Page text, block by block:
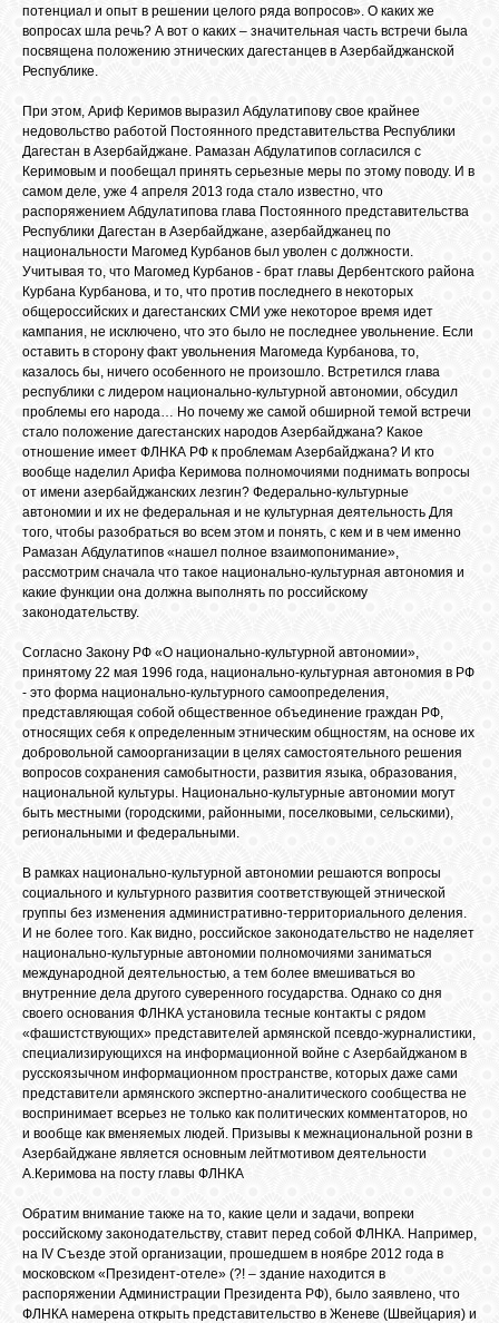
ВИДЕО
МУЗЫКА
САЙТЫ
ОБЪЯВЛЕНИЯ
ВОПРОСЫ /
КОНТАКТЫ
RSS
GOOGLE+
TWITTER
потенциал и опыт в решении целого ряда вопросов». О каких же
вопросах шла речь? А вот о каких – значительная часть встречи была
посвящена положению этнических дагестанцев в Азербайджанской
Республике.
При этом, Ариф Керимов выразил Абдулатипову свое крайнее
недовольство работой Постоянного представительства Республики
Дагестан в Азербайджане. Рамазан Абдулатипов согласился с
Керимовым и пообещал принять серьезные меры по этому поводу. И в
самом деле, уже 4 апреля 2013 года стало известно, что
распоряжением Абдулатипова глава Постоянного представительства
Республики Дагестан в Азербайджане, азербайджанец по
национальности Магомед Курбанов был уволен с должности.
Учитывая то, что Магомед Курбанов - брат главы Дербентского района
Курбана Курбанова, и то, что против последнего в некоторых
общероссийских и дагестанских СМИ уже некоторое время идет
кампания, не исключено, что это было не последнее увольнение. Если
оставить в сторону факт увольнения Магомеда Курбанова, то,
казалось бы, ничего особенного не произошло. Встретился глава
республики с лидером национально-культурной автономии, обсудил
проблемы его народа… Но почему же самой обширной темой встречи
стало положение дагестанских народов Азербайджана? Какое
отношение имеет ФЛНКА РФ к проблемам Азербайджана? И кто
вообще наделил Арифа Керимова полномочиями поднимать вопросы
от имени азербайджанских лезгин? Федерально-культурные
автономии и их не федеральная и не культурная деятельность Для
того, чтобы разобраться во всем этом и понять, с кем и в чем именно
Рамазан Абдулатипов «нашел полное взаимопонимание»,
рассмотрим сначала что такое национально-культурная автономия и
какие функции она должна выполнять по российскому
законодательству.
Согласно Закону РФ «О национально-культурной автономии»,
принятому 22 мая 1996 года, национально-культурная автономия в РФ
- это форма национально-культурного самоопределения,
представляющая собой общественное объединение граждан РФ,
относящих себя к определенным этническим общностям, на основе их
добровольной самоорганизации в целях самостоятельного решения
вопросов сохранения самобытности, развития языка, образования,
национальной культуры. Национально-культурные автономии могут
быть местными (городскими, районными, поселковыми, сельскими),
региональными и федеральными.
В рамках национально-культурной автономии решаются вопросы
социального и культурного развития соответствующей этнической
группы без изменения административно-территориального деления.
И не более того. Как видно, российское законодательство не наделяет
национально-культурные автономии полномочиями заниматься
международной деятельностью, а тем более вмешиваться во
внутренние дела другого суверенного государства. Однако со дня
своего основания ФЛНКА установила тесные контакты с рядом
«фашистствующих» представителей армянской псевдо-журналистики,
специализирующихся на информационной войне с Азербайджаном в
русскоязычном информационном пространстве, которых даже сами
представители армянского экспертно-аналитического сообщества не
воспринимает всерьез не только как политических комментаторов, но
и вообще как вменяемых людей. Призывы к межнациональной розни в
Азербайджане является основным лейтмотивом деятельности
А.Керимова на посту главы ФЛНКА
Обратим внимание также на то, какие цели и задачи, вопреки
российскому законодательству, ставит перед собой ФЛНКА. Например,
на IV Съезде этой организации, прошедшем в ноябре 2012 года в
московском «Президент-отеле» (?! – здание находится в
распоряжении Администрации Президента РФ), было заявлено, что
ФЛНКА намерена открыть представительство в Женеве (Швейцария) и